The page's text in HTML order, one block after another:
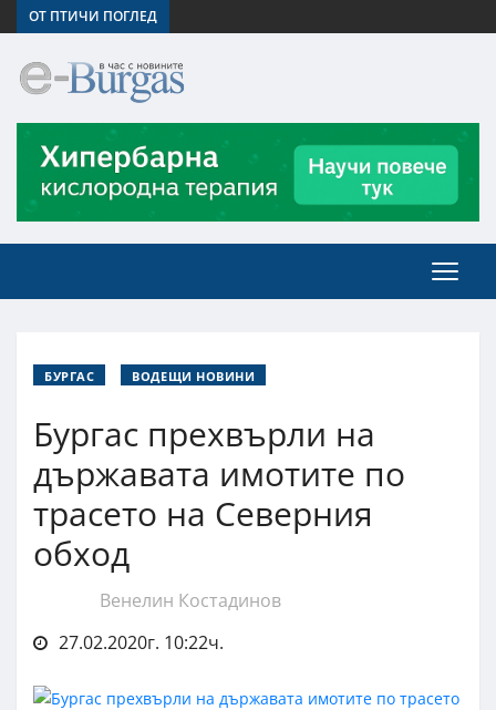
ОТ ПТИЧИ ПОГЛЕД
БУРГАС ВОДЕЩИ НОВИНИ
Бургас прехвърли на
държавата имотите по
трасето на Северния
обход
Венелин Костадинов
27.02.2020г. 10:22ч.